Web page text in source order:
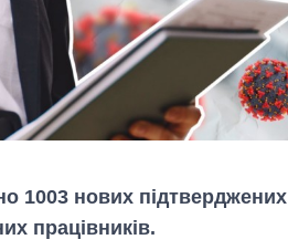
1003 нових підтверджених
працівників.